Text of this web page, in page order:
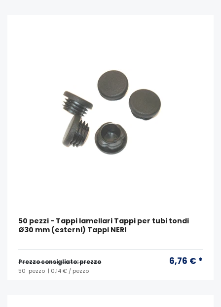
50 pezzi - Tappi lamellari Tappi per tubi tondi
Ø30 mm (esterni) Tappi NERI
Prezzo consigliato: prezzo 6,76 € *
50 pezzo | 0,14 € / pezzo